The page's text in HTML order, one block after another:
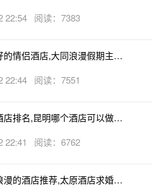
22:54 阅读：7383
的情侣酒店,大同浪漫假期主题
22:44 阅读：7551
店排名,昆明哪个酒店可以做求
22:41 阅读：6762
漫的酒店推荐,太原酒店求婚可